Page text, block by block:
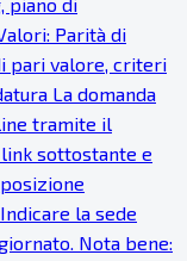
Parità di
pari valore, criteri
La domanda
tramite il
sottostante e
la sede
Nota bene: